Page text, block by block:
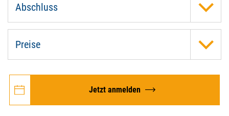
Abschluss
Preise
Jetzt anmelden